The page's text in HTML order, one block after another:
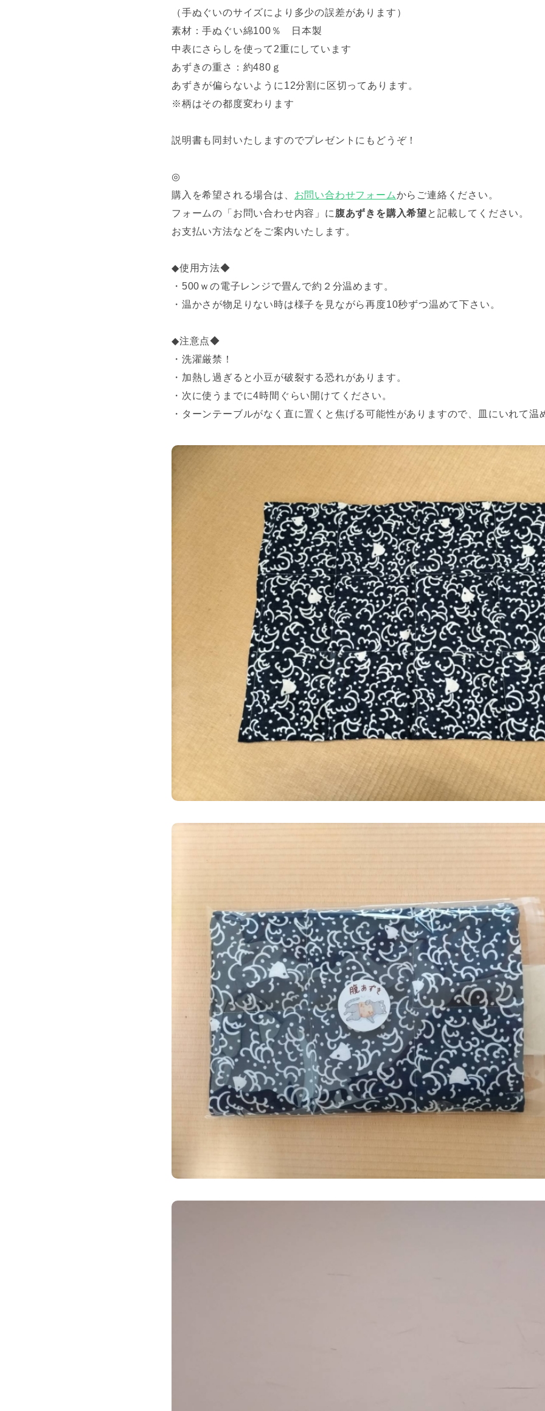
（手ぬぐいのサイズにより多少の誤差があります）
素材：手ぬぐい綿100％ 日本製
中表にさらしを使って2重にしています
あずきの重さ：約480ｇ
あずきが偏らないように12分割に区切ってあります。
※柄はその都度変わります
説明書も同封いたしますのでプレゼントにもどうぞ！
◎
購入を希望される場合は、 お問い合わせフォームからご連絡ください。
フォームの「お問い合わせ内容」に 腹あずきを購入希望と記載してください。
お支払い方法などをご案内いたします。
◆使用方法◆
・500ｗの電子レンジで畳んで約２分温めます。
・温かさが物足りない時は様子を見ながら再度10秒ずつ温めて下さい。
◆注意点◆
・洗濯厳禁！
・加熱し過ぎると小豆が破裂する恐れがあります。
・次に使うまでに4時間ぐらい開けてください。
・ターンテーブルがなく直に置くと焦げる可能性がありますので、皿にいれて温